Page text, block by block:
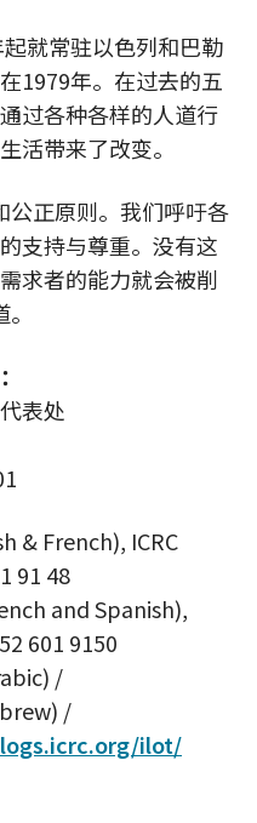
就常驻以色列和巴勒
1979年。在过去的五
过各种各样的人道行
活带来了改变。
正原则。我们呼吁各
支持与尊重。没有这
求者的能力就会被削
表处
& French), ICRC
91 48
and Spanish),
601 9150
/
/
ilot/